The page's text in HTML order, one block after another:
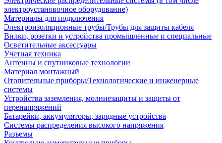
электроустановочное оборудование)
Материалы для подключения
Электроизоляционные трубы/Трубы для защиты кабеля
Вилки, розетки и устройства промышленные и специальные
Осветительные аксессуары
Учетная техника
Антенны и спутниковые технологии
Материал монтажный
Отопительные приборы/Технологические и инженерные
системы
Устройства заземления, молниезащиты и защиты от
перенапряжений
Батарейки, аккумуляторы, зарядные устройства
Системы распределения высокого напряжения
Разъемы